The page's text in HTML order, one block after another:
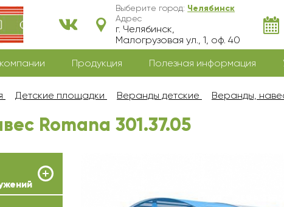
Выберите город: Челябинск
Адрес
г. Челябинск,
Малогрузовая ул., 1, оф. 40
Продукция Полезная информация
Детские площадки Веранды детские Веранды,
Romana 301.37.05